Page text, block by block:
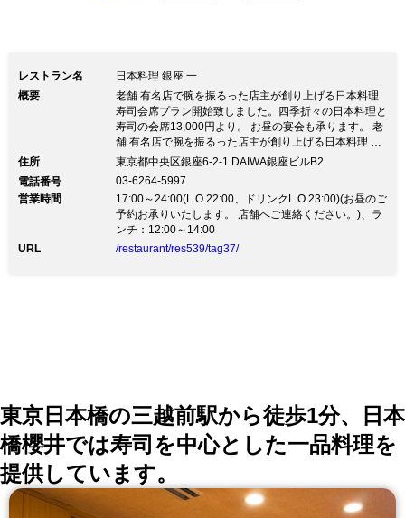
レストラン名
日本料理 銀座 一
概要
老舗 有名店で腕を振るった店主が創り上げる日本料理
寿司会席プラン開始致しました。四季折々の日本料理と
寿司の会席13,000円より。 お昼の宴会も承ります。 老
舗 有名店で腕を振るった店主が創り上げる日本料理 寿
司会席プラン開始致しました。四季折々の日本料理と寿
緒に満ちた佇まいの店内は、白木が美しいカウンターと
季節の移ろいを感じる清々しい個室席をご用意しており
ます。 【日本料理 銀座 一】の日本料理は 『走り・旬・
名残』という季節の食材の移り変わり、 その良さを引
き出すためにこだわり続け、一期一会のおもてなし～旬
住所
東京都中央区銀座6-2-1 DAIWA銀座ビルB2
電話番号
03-6264-5997
営業時間
17:00～24:00(L.O.22:00、ドリンクL.O.23:00)(お昼のご
予約お承りいたします。 店舗へご連絡ください。)、ラ
ンチ：12:00～14:00
URL
/restaurant/res539/tag37/
東京日本橋の三越前駅から徒歩1分、日本
橋櫻井では寿司を中心とした一品料理を
提供しています。